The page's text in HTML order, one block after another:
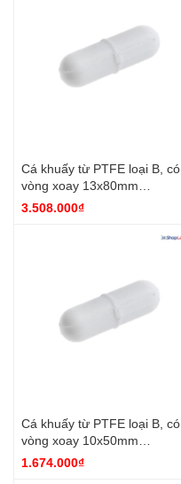
Cá khuấy từ PTFE loại B, có
vòng xoay 13x80mm
Finetech
3.508.000₫
Cá khuấy từ PTFE loại B, có
vòng xoay 10x50mm
Finetech
1.674.000₫